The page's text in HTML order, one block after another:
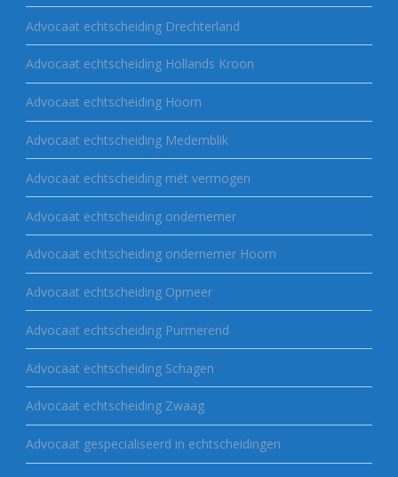
Advocaat echtscheiding Drechterland
Advocaat echtscheiding Hollands Kroon
Advocaat echtscheiding Hoorn
Advocaat echtscheiding Medemblik
Advocaat echtscheiding mét vermogen
Advocaat echtscheiding ondernemer
Advocaat echtscheiding ondernemer Hoorn
Advocaat echtscheiding Opmeer
Advocaat echtscheiding Purmerend
Advocaat echtscheiding Schagen
Advocaat echtscheiding Zwaag
Advocaat gespecialiseerd in echtscheidingen